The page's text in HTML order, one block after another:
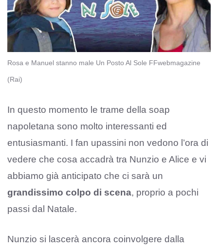
Rosa e Manuel stanno male Un Posto Al Sole FFwebmagazine
(Rai)
In questo momento le trame della soap
napoletana sono molto interessanti ed
entusiasmanti. I fan upassini non vedono l’ora di
vedere che cosa accadrà tra Nunzio e Alice e vi
abbiamo già anticipato che ci sarà un
grandissimo colpo di scena, proprio a pochi
passi dal Natale.
Nunzio si lascerà ancora coinvolgere dalla